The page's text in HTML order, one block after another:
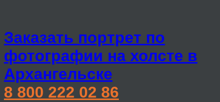
Заказать портрет по
фотографии на холсте в
Архангельске
8 800 222 02 86